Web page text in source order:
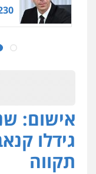
אישום:
גידלו
תקווה